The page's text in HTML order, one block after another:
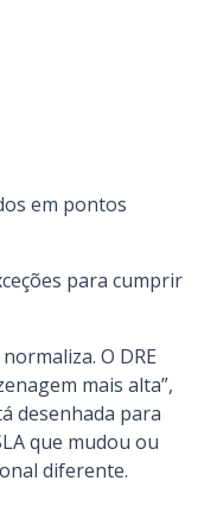
em pontos
para cumprir
O DRE
mais alta”,
desenhada para
que mudou ou
diferente.